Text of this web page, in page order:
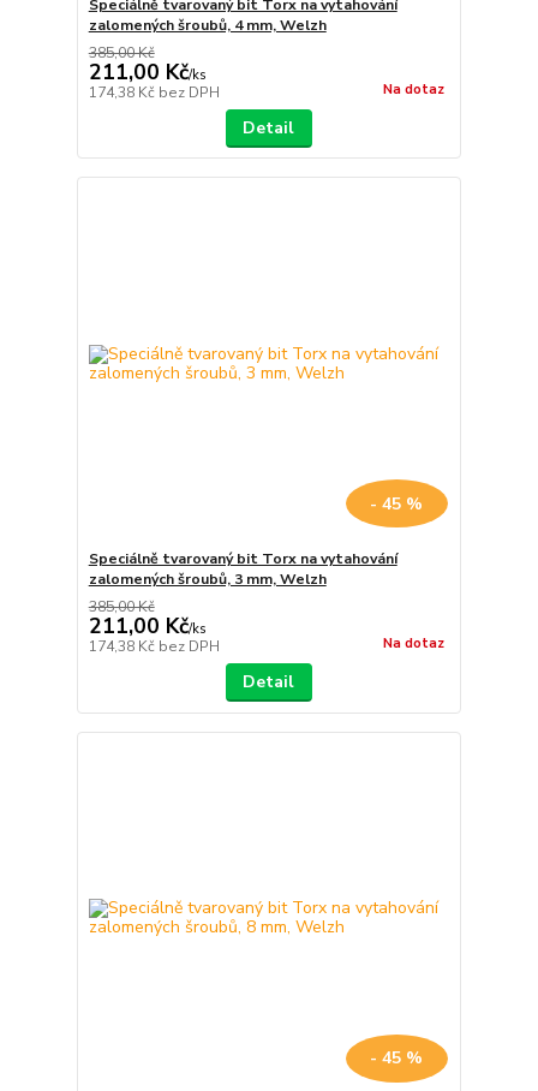
Speciálně tvarovaný bit Torx na vytahování
zalomených šroubů, 4 mm, Welzh
385,00 Kč
211,00 Kč/ks
174,38 Kč bez DPH Na dotaz
Detail
- 45 %
Speciálně tvarovaný bit Torx na vytahování
zalomených šroubů, 3 mm, Welzh
385,00 Kč
211,00 Kč/ks
174,38 Kč bez DPH Na dotaz
Detail
- 45 %